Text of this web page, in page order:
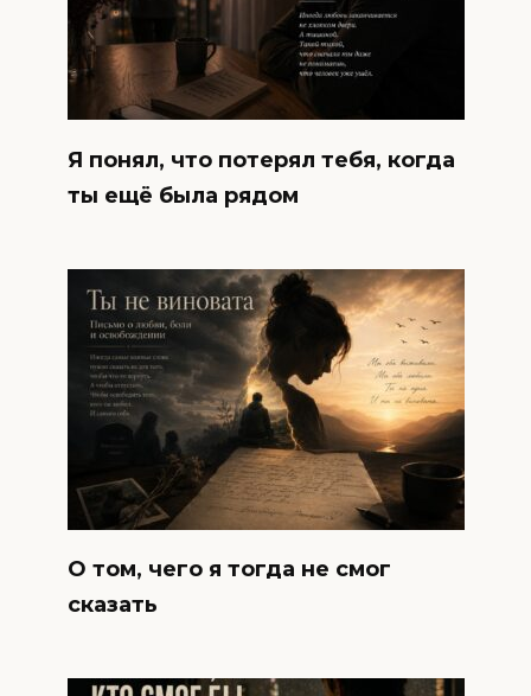
Я понял, что потерял тебя, когда
ты ещё была рядом
О том, чего я тогда не смог
сказать